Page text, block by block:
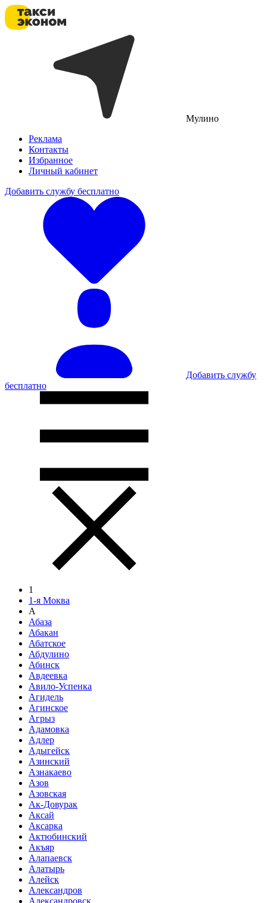
Мулино
Реклама
Контакты
Избранное
Личный кабинет
Добавить службу бесплатно
Добавить службу
бесплатно
1
1-я Моква
А
Абаза
Абакан
Абатское
Абдулино
Абинск
Авдеевка
Авило-Успенка
Агидель
Агинское
Агрыз
Адамовка
Адлер
Адыгейск
Азинский
Азнакаево
Азов
Азовская
Ак-Довурак
Аксай
Аксарка
Актюбинский
Акъяр
Алапаевск
Алатырь
Алейск
Александров
Александровск